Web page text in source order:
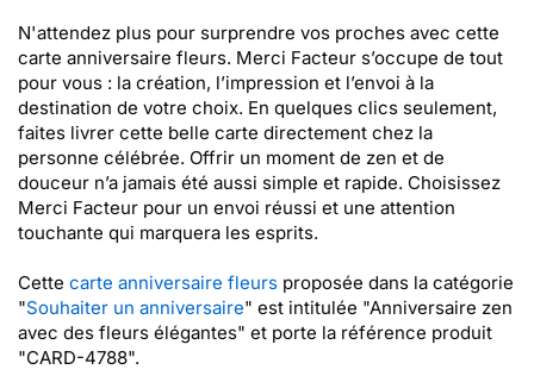
N'attendez plus pour surprendre vos proches avec cette
carte anniversaire fleurs. Merci Facteur s’occupe de tout
pour vous : la création, l’impression et l’envoi à la
destination de votre choix. En quelques clics seulement,
faites livrer cette belle carte directement chez la
personne célébrée. Offrir un moment de zen et de
douceur n’a jamais été aussi simple et rapide. Choisissez
Merci Facteur pour un envoi réussi et une attention
touchante qui marquera les esprits.
Cette carte anniversaire fleurs proposée dans la catégorie
"Souhaiter un anniversaire" est intitulée "Anniversaire zen
avec des fleurs élégantes" et porte la référence produit
"CARD-4788".